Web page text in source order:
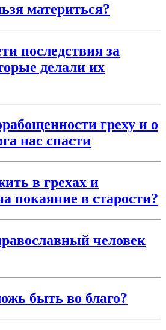
материться?
последствия за
делали их
греху и о
нас спасти
в грехах и
покаяние в старости?
человек
быть во благо?